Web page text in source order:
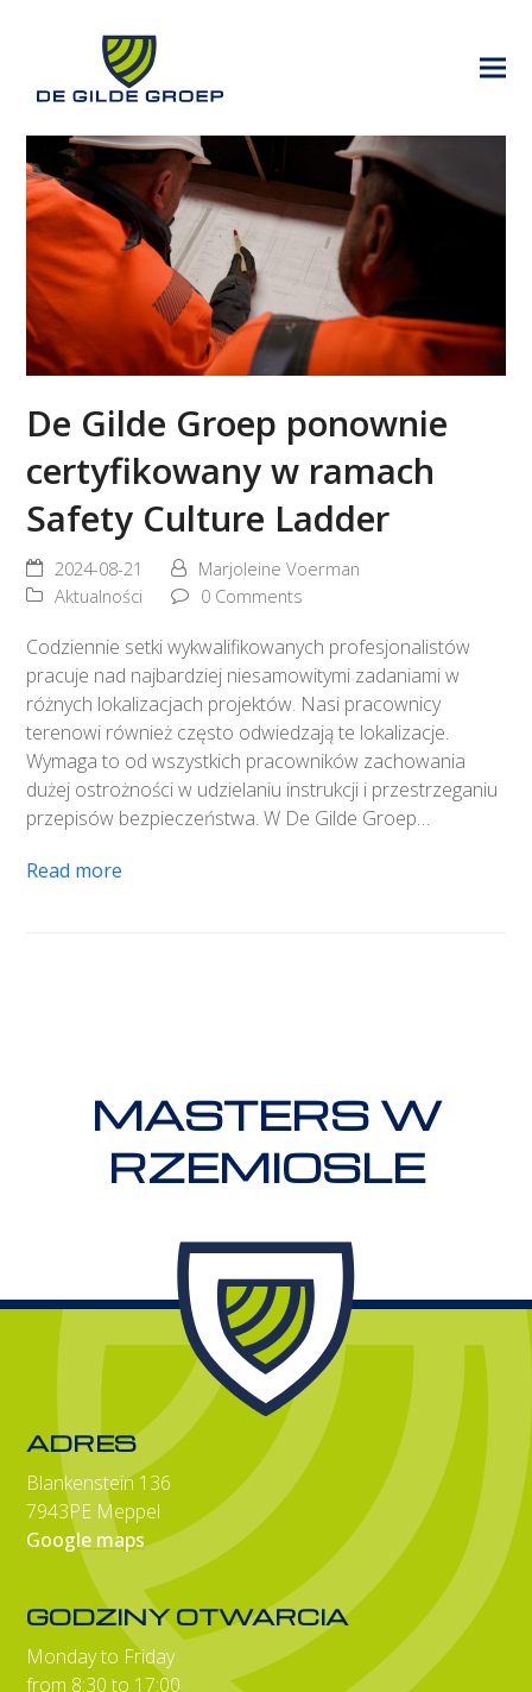
De Gilde Groep ponownie
certyfikowany w ramach
Safety Culture Ladder
2024-08-21
Marjoleine Voerman
Aktualności
0 Comments
Codziennie setki wykwalifikowanych profesjonalistów
pracuje nad najbardziej niesamowitymi zadaniami w
różnych lokalizacjach projektów. Nasi pracownicy
terenowi również często odwiedzają te lokalizacje.
Wymaga to od wszystkich pracowników zachowania
dużej ostrożności w udzielaniu instrukcji i przestrzeganiu
przepisów bezpieczeństwa. W De Gilde Groep…
Read more
MASTERS W
RZEMIOSLE
ADRES
Blankenstein 136
7943PE Meppel
Google maps
GODZINY OTWARCIA
Monday to Friday
from 8:30 to 17:00